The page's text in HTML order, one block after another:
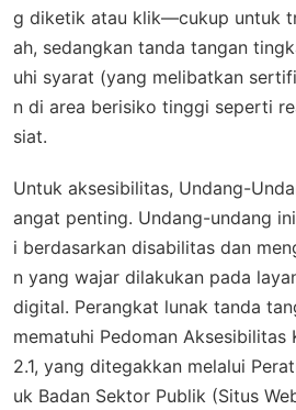
g diketik atau klik—cukup untuk
ah, sedangkan tanda tangan
uhi syarat (yang melibatkan
n di area berisiko tinggi seperti
siat.
Untuk aksesibilitas, Undang-
angat penting. Undang-undang
i berdasarkan disabilitas dan
n yang wajar dilakukan pada
digital. Perangkat lunak tanda
mematuhi Pedoman Aksesibilitas
2.1, yang ditegakkan melalui
uk Badan Sektor Publik (Situs